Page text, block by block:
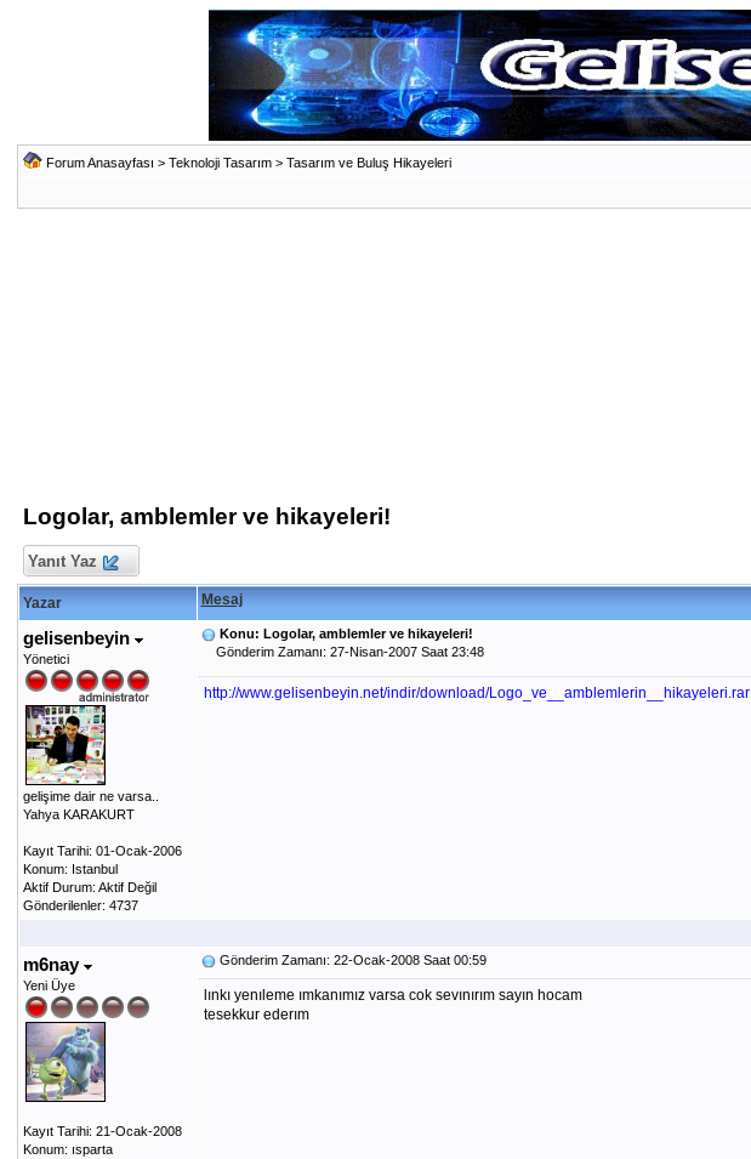
Forum Anasayfası > Teknoloji Tasarım> Tasarım ve Buluş Hikayeleri
Logolar, amblemler ve hikayeleri!
Yanıt Yaz
Yazar Mesaj
gelisenbeyin
Yönetici
gelişime dair ne varsa..
Yahya KARAKURT
Kayıt Tarihi: 01-Ocak-2006
Konum: Istanbul
Aktif Durum: Aktif Değil
Gönderilenler: 4737
Konu: Logolar, amblemler ve hikayeleri!
Gönderim Zamanı: 27-Nisan-2007 Saat 23:48
http://www.gelisenbeyin.net/indir/download/Logo_ve__amblemlerin__hikayeleri.rar
m6nay
Yeni Üye
Kayıt Tarihi: 21-Ocak-2008
Konum: ısparta
Gönderim Zamanı: 22-Ocak-2008 Saat 00:59
lınkı yenıleme ımkanımız varsa cok sevınırım sayın hocam
tesekkur ederım